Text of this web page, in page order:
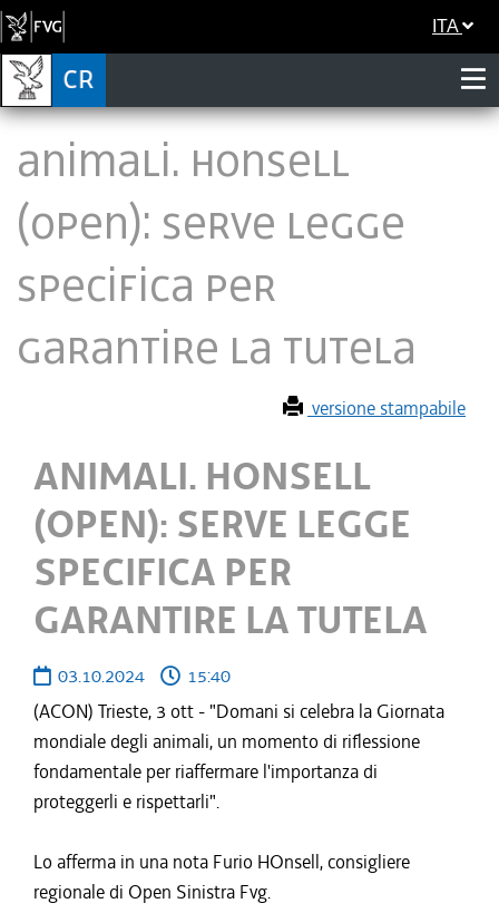
ITA
ANIMALI. HONSELL
(OPEN): SERVE LEGGE
SPECIFICA PER
GARANTIRE LA TUTELA
versione stampabile
ANIMALI. HONSELL
(OPEN): SERVE LEGGE
SPECIFICA PER
GARANTIRE LA TUTELA
03.10.2024
15:40
(ACON) Trieste, 3 ott - "Domani si celebra la Giornata
mondiale degli animali, un momento di riflessione
fondamentale per riaffermare l'importanza di
proteggerli e rispettarli".
Lo afferma in una nota Furio HOnsell, consigliere
regionale di Open Sinistra Fvg.